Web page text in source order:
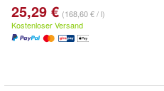
25,29 € (168,60 € / l)
Kostenloser Versand